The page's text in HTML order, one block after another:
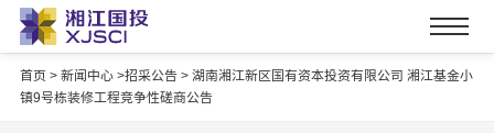
首页 > 新闻中心 >招采公告 > 湖南湘江新区国有资本投资有限公司 湘江基金小
镇9号栋装修工程竞争性磋商公告